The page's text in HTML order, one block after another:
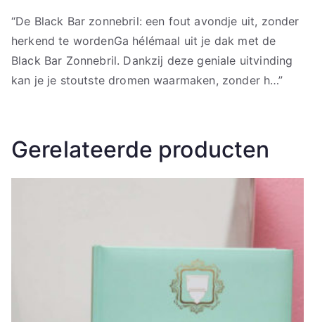
“De Black Bar zonnebril: een fout avondje uit, zonder
herkend te wordenGa hélémaal uit je dak met de
Black Bar Zonnebril. Dankzij deze geniale uitvinding
kan je je stoutste dromen waarmaken, zonder h…”
Gerelateerde producten